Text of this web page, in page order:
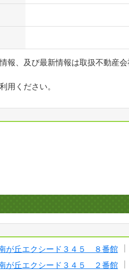
報、及び最新情報は取扱不動産
用ください。
が丘エクシード３４５ ８番館
が丘エクシード３４５ ２番館